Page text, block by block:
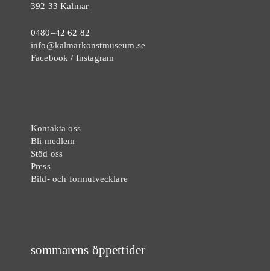
392 33 Kalmar
0480–42 62 82
info@kalmarkonstmuseum.se
Facebook / Instagram
Kontakta oss
Bli medlem
Stöd oss
Press
Bild- och formutvecklare
sommarens öppettider